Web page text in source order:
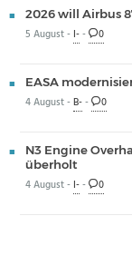
2026 will Airbus
5 August - I-- 0
EASA
4 August -B-- 0
N3 Engine
überholt
4 August - I-- 0